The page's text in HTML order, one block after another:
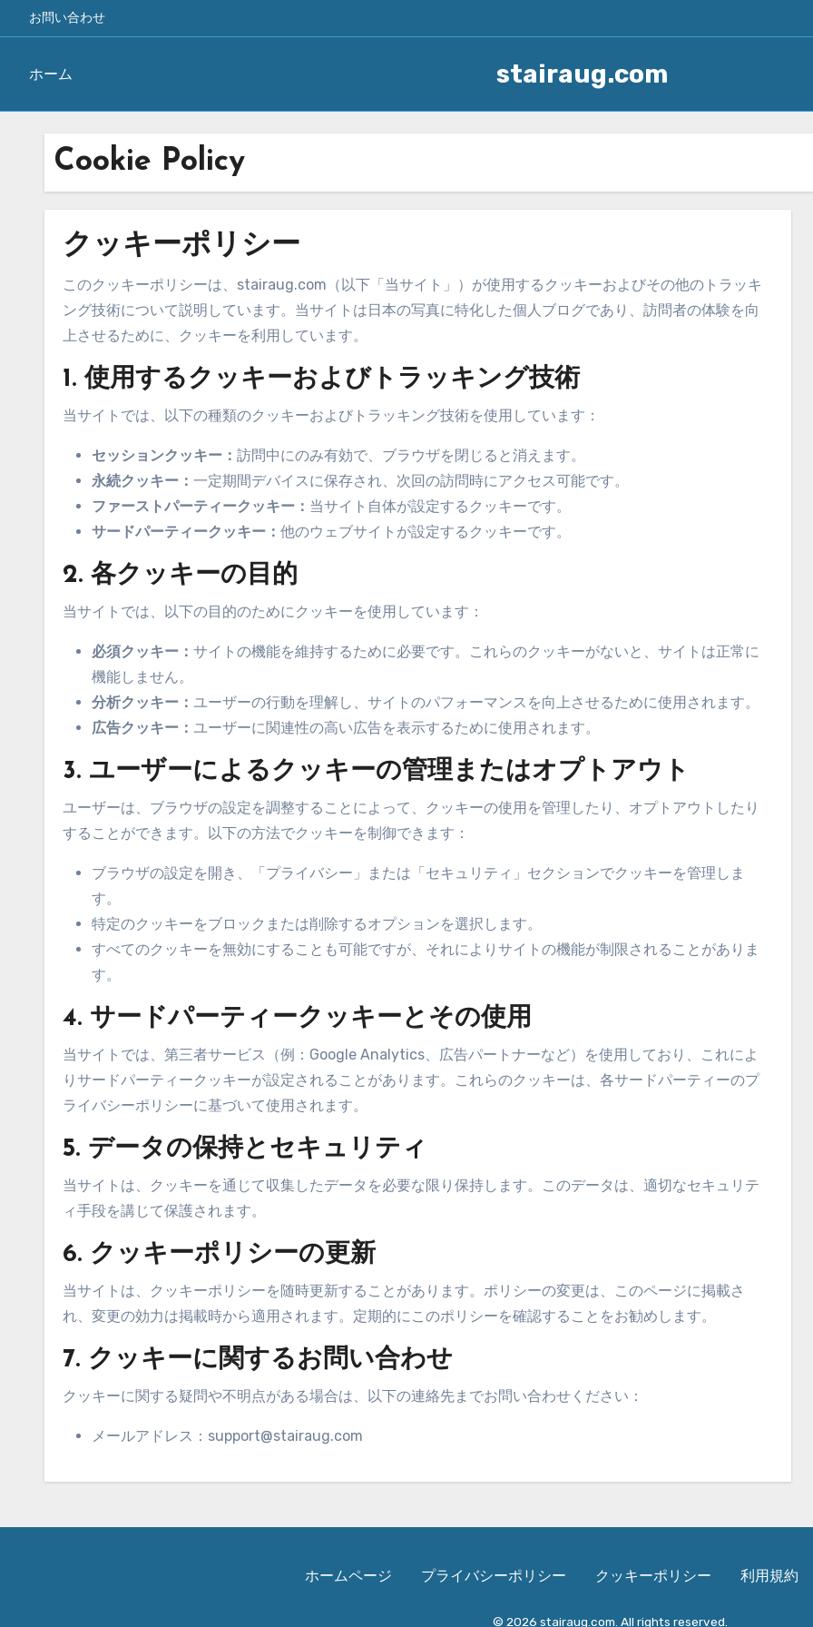
お問い合わせ
ホーム stairaug.com
Cookie Policy
クッキーポリシー
このクッキーポリシーは、stairaug.com（以下「当サイト」）が使用するクッキーおよびその他のトラッキ
ング技術について説明しています。当サイトは日本の写真に特化した個人ブログであり、訪問者の体験を向
上させるために、クッキーを利用しています。
1. 使用するクッキーおよびトラッキング技術
当サイトでは、以下の種類のクッキーおよびトラッキング技術を使用しています：
セッションクッキー： 訪問中にのみ有効で、ブラウザを閉じると消えます。
永続クッキー： 一定期間デバイスに保存され、次回の訪問時にアクセス可能です。
ファーストパーティークッキー： 当サイト自体が設定するクッキーです。
サードパーティークッキー： 他のウェブサイトが設定するクッキーです。
2. 各クッキーの目的
当サイトでは、以下の目的のためにクッキーを使用しています：
必須クッキー： サイトの機能を維持するために必要です。これらのクッキーがないと、サイトは正常に
機能しません。
分析クッキー： ユーザーの行動を理解し、サイトのパフォーマンスを向上させるために使用されます。
広告クッキー： ユーザーに関連性の高い広告を表示するために使用されます。
3. ユーザーによるクッキーの管理またはオプトアウト
ユーザーは、ブラウザの設定を調整することによって、クッキーの使用を管理したり、オプトアウトしたり
することができます。以下の方法でクッキーを制御できます：
ブラウザの設定を開き、「プライバシー」または「セキュリティ」セクションでクッキーを管理しま
す。
特定のクッキーをブロックまたは削除するオプションを選択します。
すべてのクッキーを無効にすることも可能ですが、それによりサイトの機能が制限されることがありま
す。
4. サードパーティークッキーとその使用
当サイトでは、第三者サービス（例：Google Analytics、広告パートナーなど）を使用しており、これによ
りサードパーティークッキーが設定されることがあります。これらのクッキーは、各サードパーティーのプ
ライバシーポリシーに基づいて使用されます。
5. データの保持とセキュリティ
当サイトは、クッキーを通じて収集したデータを必要な限り保持します。このデータは、適切なセキュリテ
ィ手段を講じて保護されます。
6. クッキーポリシーの更新
当サイトは、クッキーポリシーを随時更新することがあります。ポリシーの変更は、このページに掲載さ
れ、変更の効力は掲載時から適用されます。定期的にこのポリシーを確認することをお勧めします。
7. クッキーに関するお問い合わせ
クッキーに関する疑問や不明点がある場合は、以下の連絡先までお問い合わせください：
メールアドレス： support@stairaug.com
ホームページ プライバシーポリシー クッキーポリシー 利用規約
© 2026 stairaug.com. All rights reserved.